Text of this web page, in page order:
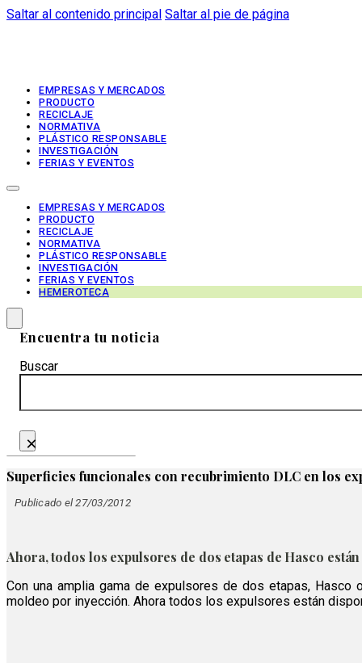
Saltar al contenido principal Saltar al pie de página
EMPRESAS Y MERCADOS
PRODUCTO
RECICLAJE
NORMATIVA
PLÁSTICO RESPONSABLE
INVESTIGACIÓN
FERIAS Y EVENTOS
EMPRESAS Y MERCADOS
PRODUCTO
RECICLAJE
NORMATIVA
PLÁSTICO RESPONSABLE
INVESTIGACIÓN
FERIAS Y EVENTOS
HEMEROTECA
Encuentra tu noticia
Buscar
×
Superficies funcionales con recubrimiento DLC en los
Publicado el 27/03/2012
Ahora, todos los expulsores de dos etapas de Hasco
Con una amplia gama de expulsores de dos etapas,
moldeo por inyección. Ahora todos los expulsores están